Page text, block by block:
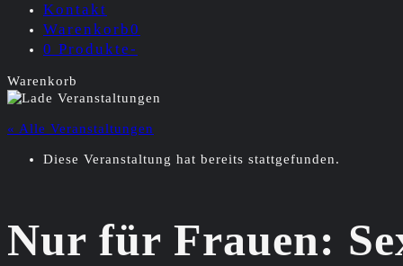
Kontakt
Warenkorb0
0 Produkte-
Warenkorb
« Alle Veranstaltungen
Diese Veranstaltung hat bereits stattgefunden.
Nur für Frauen: